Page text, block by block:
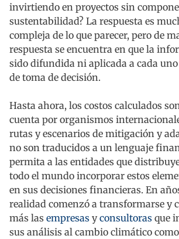
invirtiendo en proyectos sin
sustentabilidad? La respuesta es
compleja de lo que parecer, pero de
respuesta se encuentra en que la
sido difundida ni aplicada a cada uno
de toma de decisión.
Hasta ahora, los costos calculados
cuenta por organismos
rutas y escenarios de mitigación y
no son traducidos a un lenguaje
permita a las entidades que
todo el mundo incorporar estos
en sus decisiones financieras. En
realidad comenzó a transformarse y
más las empresas yconsultoras que
sus análisis al cambio climático